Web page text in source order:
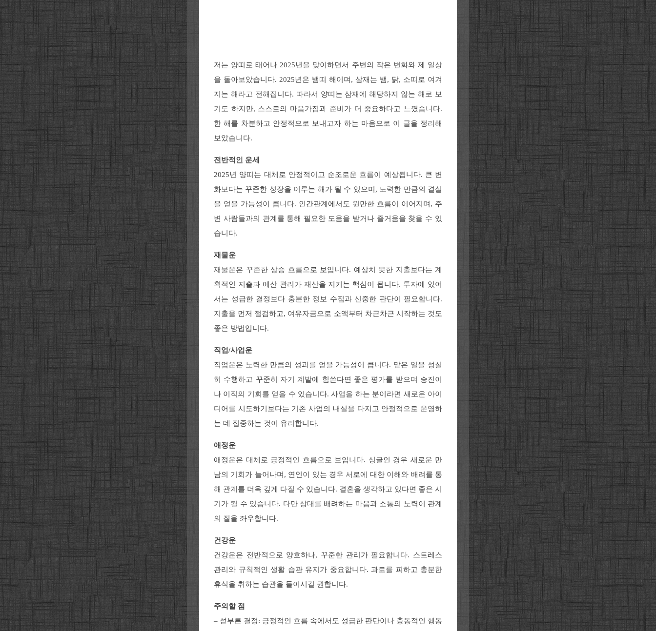
저는 양띠로 태어나 2025년을 맞이하면서 주변의 작은 변화와 제 일상
을 돌아보았습니다. 2025년은 뱀띠 해이며, 삼재는 뱀, 닭, 소띠로 여겨
지는 해라고 전해집니다. 따라서 양띠는 삼재에 해당하지 않는 해로 보
기도 하지만, 스스로의 마음가짐과 준비가 더 중요하다고 느꼈습니다.
한 해를 차분하고 안정적으로 보내고자 하는 마음으로 이 글을 정리해
보았습니다.
전반적인 운세
2025년 양띠는 대체로 안정적이고 순조로운 흐름이 예상됩니다. 큰 변
화보다는 꾸준한 성장을 이루는 해가 될 수 있으며, 노력한 만큼의 결실
을 얻을 가능성이 큽니다. 인간관계에서도 원만한 흐름이 이어지며, 주
변 사람들과의 관계를 통해 필요한 도움을 받거나 즐거움을 찾을 수 있
습니다.
재물운
재물운은 꾸준한 상승 흐름으로 보입니다. 예상치 못한 지출보다는 계
획적인 지출과 예산 관리가 재산을 지키는 핵심이 됩니다. 투자에 있어
서는 성급한 결정보다 충분한 정보 수집과 신중한 판단이 필요합니다.
지출을 먼저 점검하고, 여유자금으로 소액부터 차근차근 시작하는 것도
좋은 방법입니다.
직업/사업운
직업운은 노력한 만큼의 성과를 얻을 가능성이 큽니다. 맡은 일을 성실
히 수행하고 꾸준히 자기 계발에 힘쓴다면 좋은 평가를 받으며 승진이
나 이직의 기회를 얻을 수 있습니다. 사업을 하는 분이라면 새로운 아이
디어를 시도하기보다는 기존 사업의 내실을 다지고 안정적으로 운영하
는 데 집중하는 것이 유리합니다.
애정운
애정운은 대체로 긍정적인 흐름으로 보입니다. 싱글인 경우 새로운 만
남의 기회가 늘어나며, 연인이 있는 경우 서로에 대한 이해와 배려를 통
해 관계를 더욱 깊게 다질 수 있습니다. 결혼을 생각하고 있다면 좋은 시
기가 될 수 있습니다. 다만 상대를 배려하는 마음과 소통의 노력이 관계
의 질을 좌우합니다.
건강운
건강운은 전반적으로 양호하나, 꾸준한 관리가 필요합니다. 스트레스
관리와 규칙적인 생활 습관 유지가 중요합니다. 과로를 피하고 충분한
휴식을 취하는 습관을 들이시길 권합니다.
주의할 점
– 섣부른 결정: 긍정적인 흐름 속에서도 성급한 판단이나 충동적인 행동